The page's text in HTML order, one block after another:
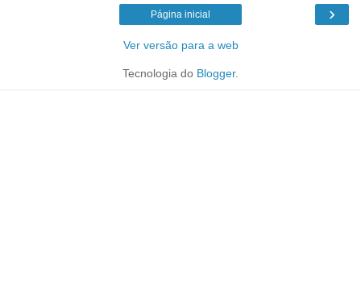
›
Página inicial
Ver versão para a web
Tecnologia do Blogger.